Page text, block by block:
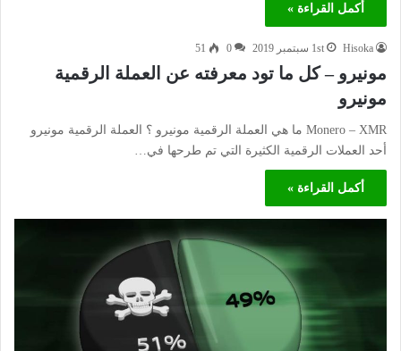
أكمل القراءة »
Hisoka 1st سبتمبر 2019 0
51
مونيرو – كل ما تود معرفته عن العملة الرقمية
مونيرو
Monero – XMR ما هي العملة الرقمية مونيرو ؟ العملة الرقمية مونيرو
أحد العملات الرقمية الكثيرة التي تم طرحها في…
أكمل القراءة »